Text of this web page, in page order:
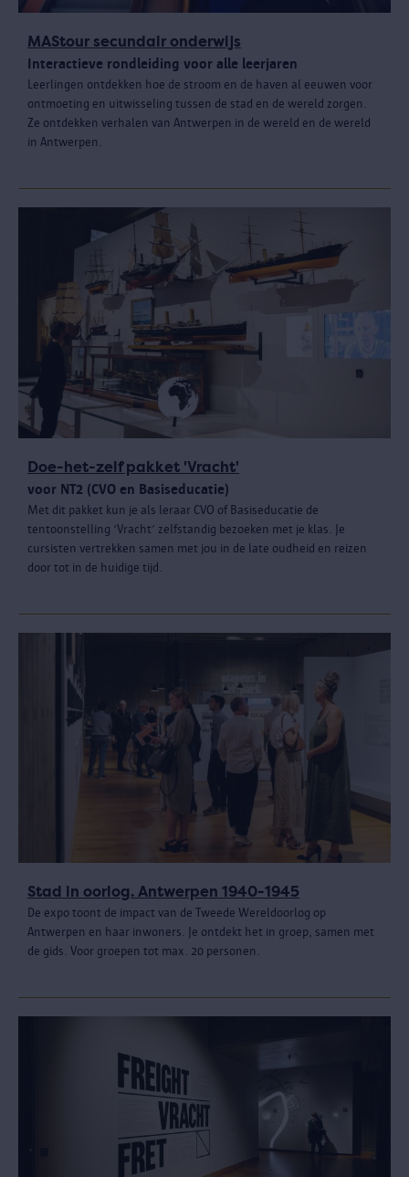
MAStour secundair onderwijs
Interactieve rondleiding voor alle leerjaren
Leerlingen ontdekken hoe de stroom en de haven al eeuwen voor
ontmoeting en uitwisseling tussen de stad en de wereld zorgen.
Ze ontdekken verhalen van Antwerpen in de wereld en de wereld
in Antwerpen.
Doe-het-zelf pakket 'Vracht'
voor NT2 (CVO en Basiseducatie)
Met dit pakket kun je als leraar CVO of Basiseducatie de
tentoonstelling ‘Vracht’ zelfstandig bezoeken met je klas. Je
cursisten vertrekken samen met jou in de late oudheid en reizen
door tot in de huidige tijd.
Stad in oorlog. Antwerpen 1940-1945
De expo toont de impact van de Tweede Wereldoorlog op
Antwerpen en haar inwoners. Je ontdekt het in groep, samen met
de gids. Voor groepen tot max. 20 personen.